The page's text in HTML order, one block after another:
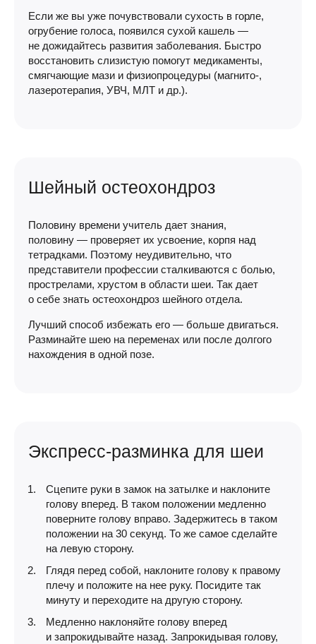
Если же вы уже почувствовали сухость в горле,
огрубение голоса, появился сухой кашель —
не дожидайтесь развития заболевания. Быстро
восстановить слизистую помогут медикаменты,
смягчающие мази и физиопроцедуры (магнито-,
лазеротерапия, УВЧ, МЛТ и др.).
Шейный остеохондроз
Половину времени учитель дает знания,
половину — проверяет их усвоение, корпя над
тетрадками. Поэтому неудивительно, что
представители профессии сталкиваются с болью,
прострелами, хрустом в области шеи. Так дает
о себе знать остеохондроз шейного отдела.
Лучший способ избежать его — больше двигаться.
Разминайте шею на переменах или после долгого
нахождения в одной позе.
Экспресс-разминка для шеи
Сцепите руки в замок на затылке и наклоните
голову вперед. В таком положении медленно
поверните голову вправо. Задержитесь в таком
положении на 30 секунд. То же самое сделайте
на левую сторону.
Глядя перед собой, наклоните голову к правому
плечу и положите на нее руку. Посидите так
минуту и переходите на другую сторону.
Медленно наклоняйте голову вперед
и запрокидывайте назад. Запрокидывая голову,